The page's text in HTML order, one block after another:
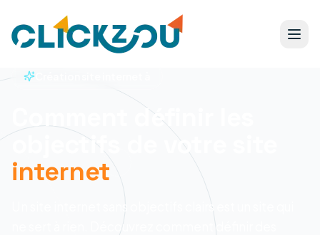
Comment définir les
objectifs de votre site
internet
Un site internet sans objectifs clairs est un site qui
ne sert à rien. Découvrez comment définir des